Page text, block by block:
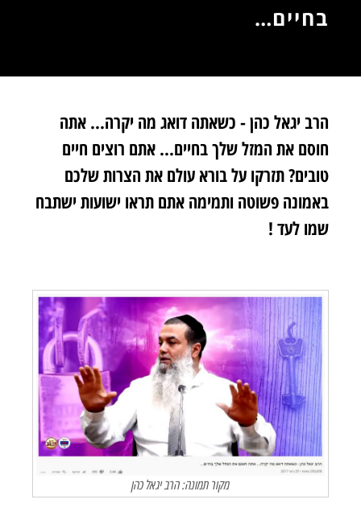
כהן - כשאתה דואג מה יקרה... אתה
המזל שלך בחיים... אתם רוצים חיים
תזרקו על בורא עולם את הצרות שלכם
פשוטה ותמימה אתם תראו ישועות ישתבח
מקור תמונה: הרב יגאל כהן